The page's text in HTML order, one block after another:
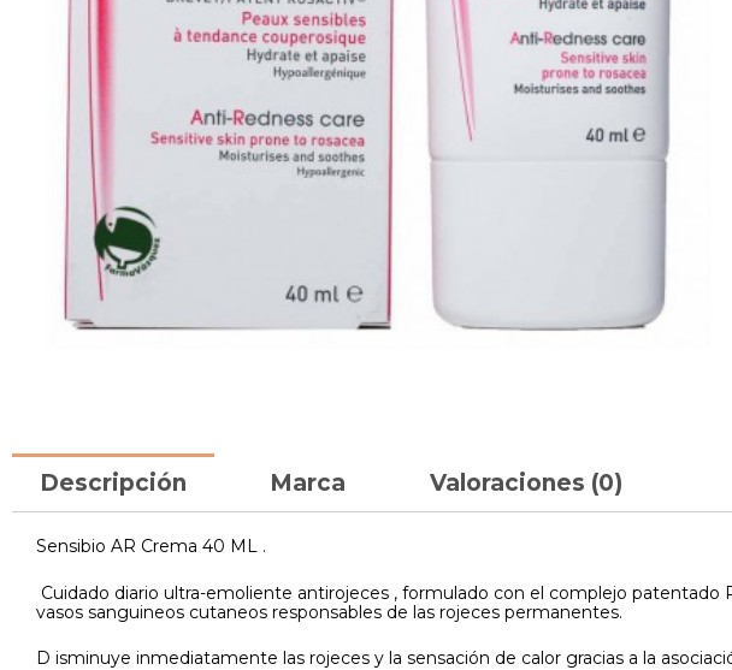
Descripción Marca Valoraciones (0)
Sensibio AR Crema 40 ML .
Cuidado diario ultra-emoliente antirojeces , formulado con el complejo
vasos sanguineos cutaneos responsables de las rojeces permanentes.
D isminuye inmediatamente las rojeces y la sensación de calor gracias a la